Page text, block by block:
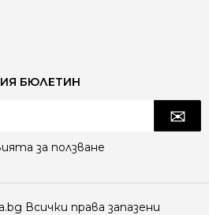
БЮЛЕТИН
за ползване
Всички права запазени